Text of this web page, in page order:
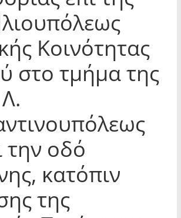
Κοινότητας
στο τμήμα της
την οδό
κατόπιν
της